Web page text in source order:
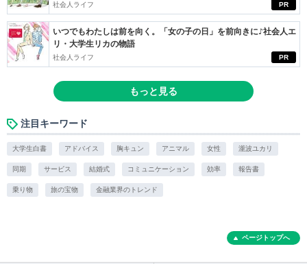
PR
社会人ライフ
PR
いつでもわたしは前を向く。「女の子の日」を前向きに♪社会人エ
リ・大学生リカの物語
社会人ライフ
もっと見る
注目キーワード
大学生白書 アドバイス 胸キュン アニマル 女性 瀧波ユカリ
同期 サービス 結婚式 コミュニケーション 効率 報告書
乗り物 旅の宝物 金融業界のトレンド
ページトップへ